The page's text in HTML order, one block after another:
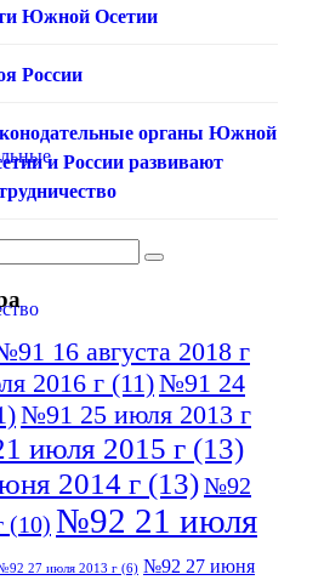
Южной Осетии
России
органы Южной
и России развивают
16 августа 2018 г
2016 г (11)№91 24
№91 25 июля 2013 г
июля 2015 г (13)
2014 г (13)№92
(10) №92 21 июля
27 июля 2013 г (6) №92 27 июня